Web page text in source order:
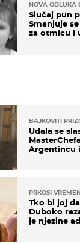
NOVA ODLUKA
Slučaj pun
Smanjuje
za otmicu i
BAJKOVITI
Udala se
Argentincu
PRKOSI
Tko bi joj
Duboko
je njezine